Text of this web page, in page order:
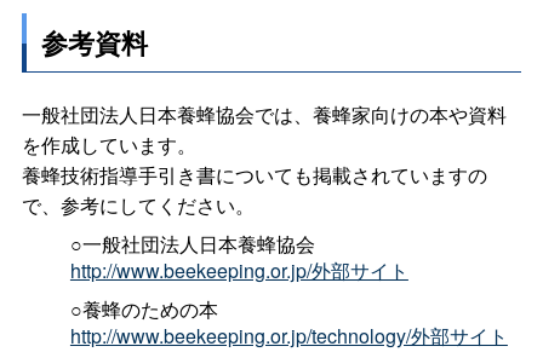
参考資料
一般社団法人日本養蜂協会では、養蜂家向けの本や資料
を作成しています。
養蜂技術指導手引き書についても掲載されていますの
で、参考にしてください。
○一般社団法人日本養蜂協会
http://www.beekeeping.or.jp/外部サイト
○養蜂のための本
http://www.beekeeping.or.jp/technology/外部サイト